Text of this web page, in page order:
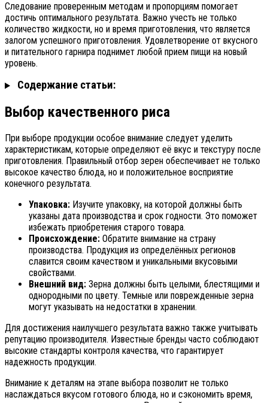
Следование проверенным методам и пропорциям помогает
достичь оптимального результата. Важно учесть не только
количество жидкости, но и время приготовления, что является
залогом успешного приготовления. Удовлетворение от вкусного
и питательного гарнира поднимет любой прием пищи на новый
уровень.
Содержание статьи:
Выбор качественного риса
При выборе продукции особое внимание следует уделить
характеристикам, которые определяют её вкус и текстуру после
приготовления. Правильный отбор зерен обеспечивает не только
высокое качество блюда, но и положительное восприятие
конечного результата.
Упаковка: Изучите упаковку, на которой должны быть
указаны дата производства и срок годности. Это поможет
избежать приобретения старого товара.
Происхождение: Обратите внимание на страну
производства. Продукция из определённых регионов
славится своим качеством и уникальными вкусовыми
свойствами.
Внешний вид: Зерна должны быть целыми, блестящими и
однородными по цвету. Темные или поврежденные зерна
могут указывать на недостатки в хранении.
Для достижения наилучшего результата важно также учитывать
репутацию производителя. Известные бренды часто соблюдают
высокие стандарты контроля качества, что гарантирует
надежность продукции.
Внимание к деталям на этапе выбора позволит не только
наслаждаться вкусом готового блюда, но и сэкономить время,